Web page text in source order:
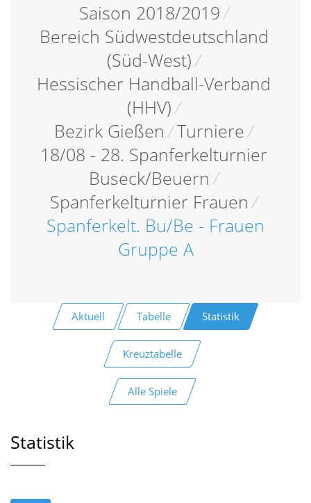
Saison 2018/2019/
Bereich Südwestdeutschland
(Süd-West)/
Hessischer Handball-Verband
(HHV)/
Bezirk Gießen /Turniere/
18/08 - 28. Spanferkelturnier
Buseck/Beuern /
Spanferkelturnier Frauen /
Spanferkelt. Bu/Be - Frauen
Gruppe A
Aktuell Tabelle Statistik
Kreuztabelle
Alle Spiele
Statistik